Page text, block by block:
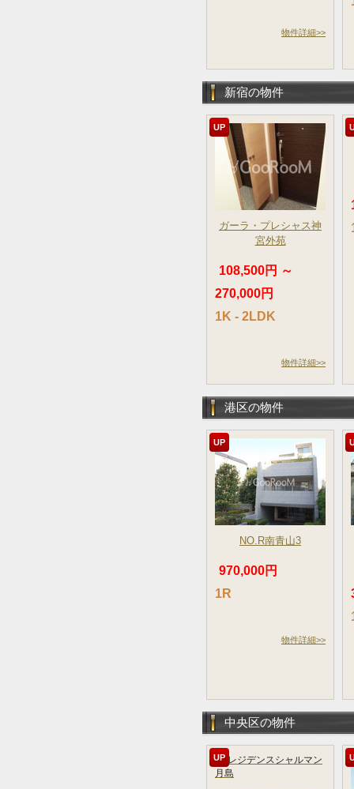
物件詳細>>
新宿の物件
UP
ガーラ・プレシャス神
宮外苑
108,500円 ～
270,000円
1K - 2LDK
物件詳細>>
港区の物件
UP
NO.R南青山3
970,000円
1R
物件詳細>>
中央区の物件
UP